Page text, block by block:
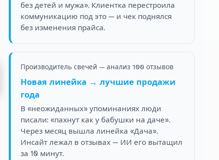
без детей и мужа». Клиентка перестроила
коммуникацию под это — и чек поднялся
без изменения прайса.
Производитель свечей — анализ 100 отзывов
Новая линейка → лучшие продажи
года
В «неожиданных» упоминаниях люди
писали: «пахнут как у бабушки на даче».
Через месяц вышла линейка «Дача».
Инсайт лежал в отзывах — ИИ его вытащил
за 10 минут.